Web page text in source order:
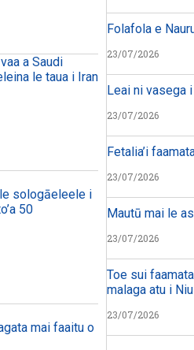
a Saudi
le taua i Iran
sologāeleele i
50
mai faaitu o
Folafola e
23/07/2026
Leai ni vasega
23/07/2026
Fetalia’i
23/07/2026
Mautū mai le
23/07/2026
Toe sui
malaga atu i
23/07/2026